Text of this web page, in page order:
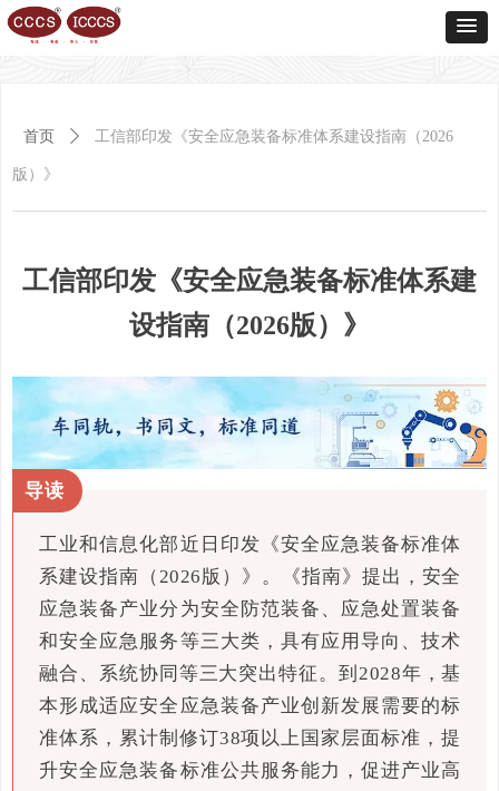
工信部印发《安全应急装备标准体系建
设指南（2026版）》
导读
工业和信息化部近日印发《安全应急装备标准体
系建设指南（2026版）》。《指南》提出，安全
应急装备产业分为安全防范装备、应急处置装备
和安全应急服务等三大类，具有应用导向、技术
融合、系统协同等三大突出特征。到2028年，基
本形成适应安全应急装备产业创新发展需要的标
准体系，累计制修订38项以上国家层面标准，提
升安全应急装备标准公共服务能力，促进产业高
首页 ꄲ 工信部印发《安全应急装备标准体系建设指南（2026
版）》